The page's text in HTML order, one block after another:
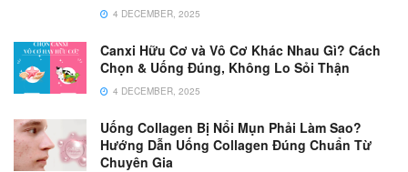
4 DECEMBER, 2025
Canxi Hữu Cơ và Vô Cơ Khác Nhau Gì? Cách
Chọn & Uống Đúng, Không Lo Sỏi Thận
4 DECEMBER, 2025
Uống Collagen Bị Nổi Mụn Phải Làm Sao?
Hướng Dẫn Uống Collagen Đúng Chuẩn Từ
Chuyên Gia